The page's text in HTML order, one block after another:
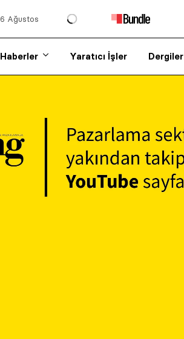
6 Ağustos
Haberler Yaratıcı İşler Dergiler